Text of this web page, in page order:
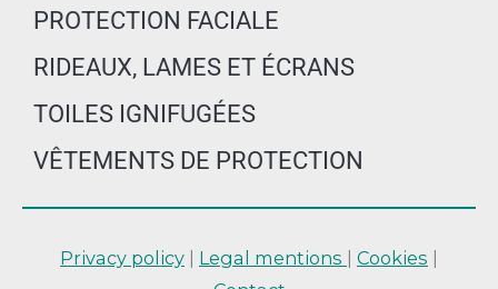
PROTECTION FACIALE
RIDEAUX, LAMES ET ÉCRANS
TOILES IGNIFUGÉES
VÊTEMENTS DE PROTECTION
Privacy policy Legal mentions Cookies